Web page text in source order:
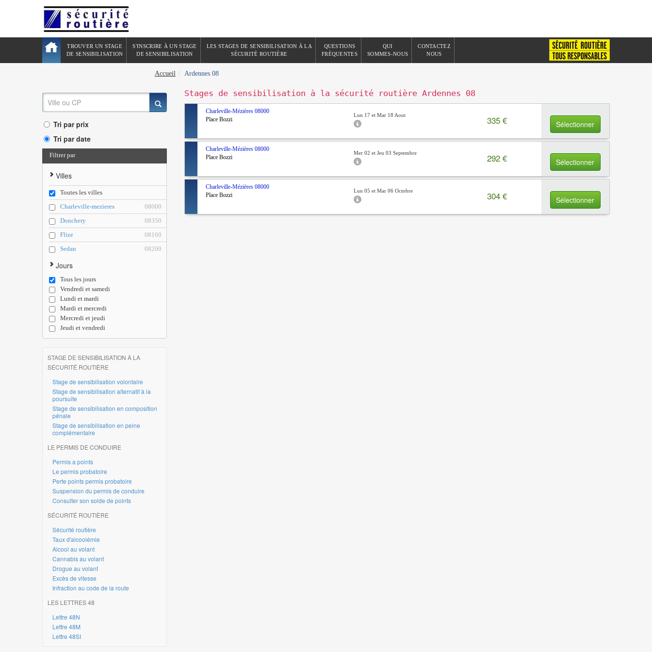
TROUVER UN STAGE
DE SENSIBILISATION
S'INSCRIRE À UN STAGE
DE SENSIBILISATION
LES STAGES DE SENSIBILISATION À LA
SÈCURITÈ ROUTIÈRE
QUESTIONS
FRÈQUENTES
QUI
SOMMES-NOUS
CONTACTEZ
NOUS
Accueil Ardennes 08
Tri par prix
Tri par date
Filtrer par
Villes
Toutes les villes
Charleville-mezieres
08000
Donchery
08350
Flize
08160
Sedan
08200
Jours
Tous les jours
Vendredi et samedi
Lundi et mardi
Mardi et mercredi
Mercredi et jeudi
Jeudi et vendredi
STAGE DE SENSIBILISATION À LA
SÉCURITÉ ROUTIÈRE
Stage de sensibilisation volontaire
Stage de sensibilisation alternatif à la
poursuite
Stage de sensibilisation en composition
pénale
Stage de sensibilisation en peine
complémentaire
LE PERMIS DE CONDUIRE
Permis a points
Le permis probatoire
Perte points permis probatoire
Suspension du permis de conduire
Consulter son solde de points
SÉCURITÉ ROUTIÈRE
Sécurité routière
Taux d'alcoolémie
Alcool au volant
Cannabis au volant
Drogue au volant
Excès de vitesse
Infraction au code de la route
LES LETTRES 48
Lettre 48N
Lettre 48M
Lettre 48SI
Stages de sensibilisation à la sécurité routière Ardennes 08
Sélectionner
Charleville-Mézières 08000
Place Bozzi
Lun 17 et Mar 18 Aout 335 €
Sélectionner
Charleville-Mézières 08000
Place Bozzi
Mer 02 et Jeu 03 Septembre 292 €
Sélectionner
Charleville-Mézières 08000
Place Bozzi
Lun 05 et Mar 06 Octobre 304 €